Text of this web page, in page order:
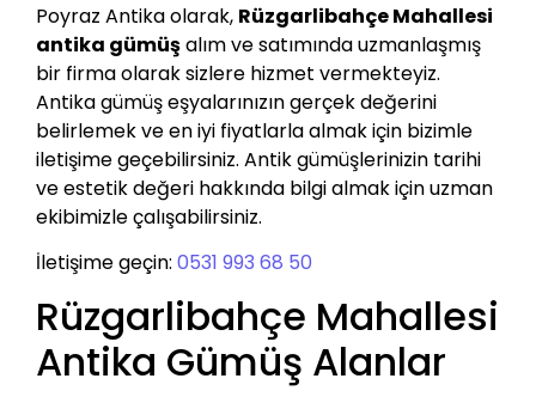
Poyraz Antika olarak, Rüzgarlibahçe Mahallesi
antika gümüşalım ve satımında uzmanlaşmış
bir firma olarak sizlere hizmet vermekteyiz.
Antika gümüş eşyalarınızın gerçek değerini
belirlemek ve en iyi fiyatlarla almak için bizimle
iletişime geçebilirsiniz. Antik gümüşlerinizin tarihi
ve estetik değeri hakkında bilgi almak için uzman
ekibimizle çalışabilirsiniz.
İletişime geçin: 0531 993 68 50
Rüzgarlibahçe Mahallesi
Antika Gümüş Alanlar